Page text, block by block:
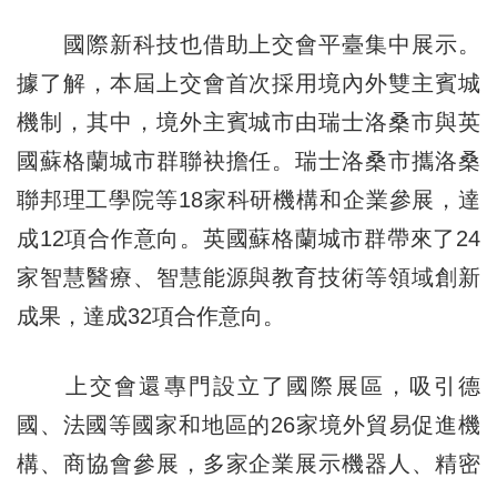
國際新科技也借助上交會平臺集中展示。
據了解，本屆上交會首次採用境內外雙主賓城
機制，其中，境外主賓城市由瑞士洛桑市與英
國蘇格蘭城市群聯袂擔任。瑞士洛桑市攜洛桑
聯邦理工學院等18家科研機構和企業參展，達
成12項合作意向。英國蘇格蘭城市群帶來了24
家智慧醫療、智慧能源與教育技術等領域創新
成果，達成32項合作意向。
上交會還專門設立了國際展區，吸引德
國、法國等國家和地區的26家境外貿易促進機
構、商協會參展，多家企業展示機器人、精密